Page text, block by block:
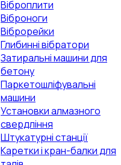
Віброплити
Віброноги
Віброрейки
Глибинні вібратори
Затиральні машини для
бетону
Паркетошліфувальні
машини
Установки алмазного
свердління
Штукатурні станції
Каретки і кран-балки для